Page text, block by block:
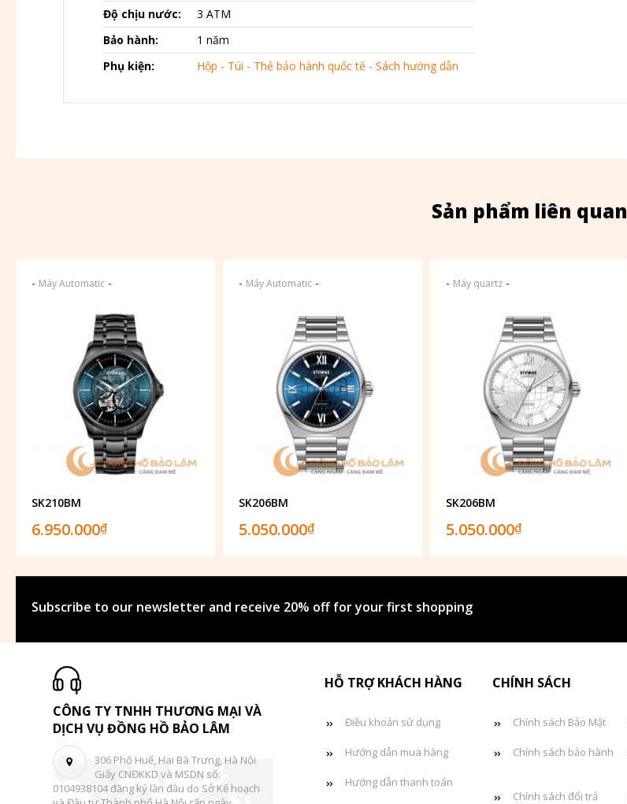
Độ chịu nước:
3 ATM
Bảo hành:
1 năm
Phụ kiện:
Hộp - Túi - Thẻ bảo hành quốc tế - Sách hướng dẫn
Sản phẩm liên quan
- Máy Automatic -
SK210BM
6.950.000₫
- Máy Automatic-
SK206BM
5.050.000₫
- Máy quartz-
SK206BM
5.050.000₫
Subscribe to our newsletter and receive 20% off for your first shopping
CÔNG TY TNHH THƯƠNG MẠI VÀ
DỊCH VỤ ĐỒNG HỒ BẢO LÂM
306 Phố Huế, Hai Bà Trưng, Hà Nội
Giấy CNĐKKD và MSDN số:
0104938104 đăng ký lần đầu do Sở Kế hoạch
HỖ TRỢ KHÁCH HÀNG
Điều khoản sử dụng
Hướng dẫn mua hàng
Hướng dẫn thanh toán
CHÍNH SÁCH
Chính sách Bảo Mật
Chính sách bảo hành
Chính sách đổi trả